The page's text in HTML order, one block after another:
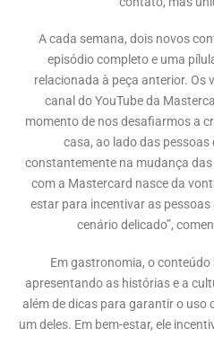
A cada semana, dois novos
episódio completo e uma
relacionada à peça anterior. Os
canal do YouTube da
momento de nos desafiarmos a
casa, ao lado das
constantemente na mudança
com a Mastercard nasce da
estar para incentivar as
cenário delicado”,
Em gastronomia, o
apresentando as histórias e a
além de dicas para garantir o uso
um deles. Em bem-estar, ele